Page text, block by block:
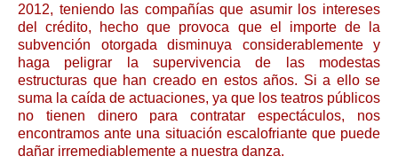
2012, teniendo las compañías que asumir los intereses
del crédito, hecho que provoca que el importe de la
subvención otorgada disminuya considerablemente y
haga peligrar la supervivencia de las modestas
estructuras que han creado en estos años. Si a ello se
suma la caída de actuaciones, ya que los teatros públicos
no tienen dinero para contratar espectáculos, nos
encontramos ante una situación escalofriante que puede
dañar irremediablemente a nuestra danza.